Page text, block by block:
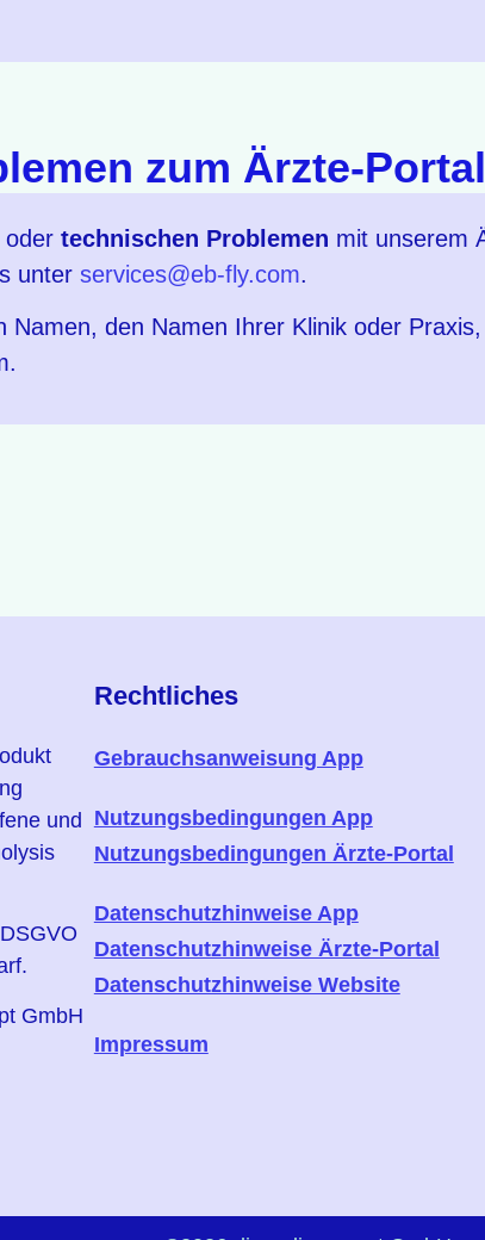
zum Ärzte-Portal
odertechnischen Problemen mit unserem
unterservices@eb-fly.com.
Namen, den Namen Ihrer Klinik oder
und
GmbH
Rechtliches
Gebrauchsanweisung App
Nutzungsbedingungen App
Nutzungsbedingungen Ärzte-Portal
Datenschutzhinweise App
Datenschutzhinweise Ärzte-Portal
Datenschutzhinweise Website
Impressum